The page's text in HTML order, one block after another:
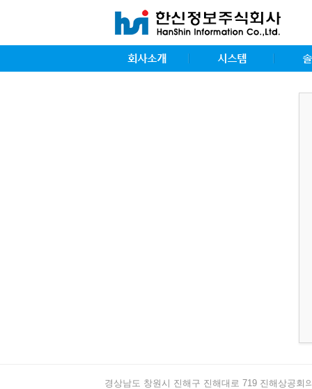
회사소개 시스템
경상남도 창원시 진해구 진해대로 719 진해상공회